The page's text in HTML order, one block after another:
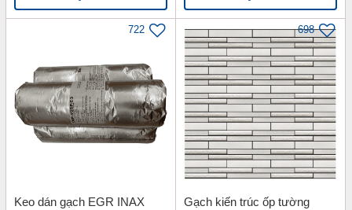
722
Keo dán gạch EGR INAX
698
Gạch kiến trúc ốp tường